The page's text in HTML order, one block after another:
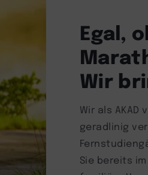
Egal,
Wir
Wir als
geradlinig
Sie bereits